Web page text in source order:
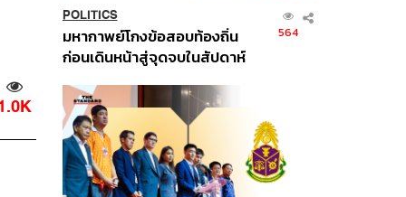
POLITICS
มหากาพย์โกงข้อสอบท้องถิ่น
ก่อนเดินหน้าสู่จุดจบในสัปดาห์
564